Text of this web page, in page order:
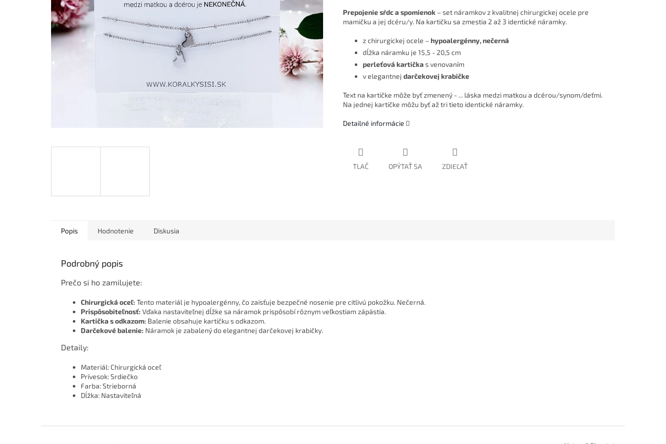
Prepojenie sŕdc a spomienok – set náramkov z kvalitnej chirurgickej ocele pre
mamičku a jej dcéru/y. Na kartičku sa zmestia 2 až 3 identické náramky.
z chirurgickej ocele –hypoalergénny, nečerná
dĺžka náramku je 15,5 - 20,5 cm
perleťová kartičkas venovaním
v elegantnej darčekovej krabičke
Text na kartičke môže byť zmenený - ... láska medzi matkou a dcérou/synom/deťmi.
Na jednej kartičke môžu byť až tri tieto identické náramky.
Detailné informácie
TLAČ OPÝTAŤ SA ZDIEĽAŤ
Popis Hodnotenie Diskusia
Podrobný popis
Prečo si ho zamilujete:
Chirurgická oceľ: Tento materiál je hypoalergénny, čo zaisťuje bezpečné nosenie pre citlivú pokožku. Nečerná.
Prispôsobiteľnosť: Vďaka nastaviteľnej dĺžke sa náramok prispôsobí rôznym veľkostiam zápästia.
Kartička s odkazom: Balenie obsahuje kartičku s odkazom.
Darčekové balenie: Náramok je zabalený do elegantnej darčekovej krabičky.
Detaily:
Materiál: Chirurgická oceľ
Prívesok: Srdiečko
Farba: Strieborná
Dĺžka: Nastaviteľná